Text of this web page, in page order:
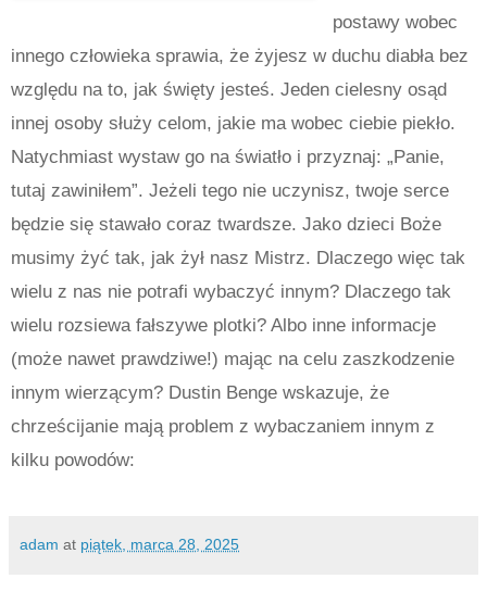
postawy wobec
innego człowieka sprawia, że żyjesz w duchu diabła bez
względu na to, jak święty jesteś. Jeden cielesny osąd
innej osoby służy celom, jakie ma wobec ciebie piekło.
Natychmiast wystaw go na światło i przyznaj: „Panie,
tutaj zawiniłem”. Jeżeli tego nie uczynisz, twoje serce
będzie się stawało coraz twardsze. Jako dzieci Boże
musimy żyć tak, jak żył nasz Mistrz. Dlaczego więc tak
wielu z nas nie potrafi wybaczyć innym? Dlaczego tak
wielu rozsiewa fałszywe plotki? Albo inne informacje
(może nawet prawdziwe!) mając na celu zaszkodzenie
innym wierzącym? Dustin Benge wskazuje, że
chrześcijanie mają problem z wybaczaniem innym z
kilku powodów:
adam at piątek, marca 28, 2025